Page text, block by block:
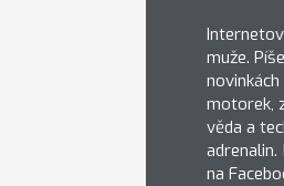
muže.
motorek,
věda a
na